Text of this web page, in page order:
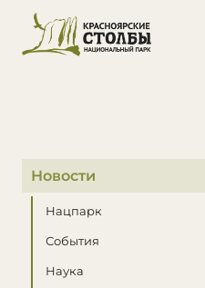
В этом разделе
Новости
Нацпарк
События
Наука